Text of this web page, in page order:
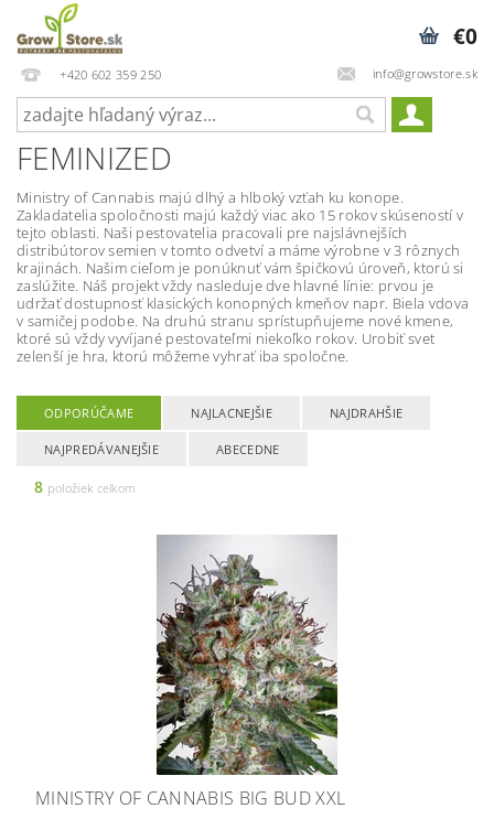
+420 602 359 250 info@growstore.sk
€0
FEMINIZED
Ministry of Cannabis majú dlhý a hlboký vzťah ku konope.
Zakladatelia spoločnosti majú každý viac ako 15 rokov skúseností v
tejto oblasti. Naši pestovatelia pracovali pre najslávnejších
distribútorov semien v tomto odvetví a máme výrobne v 3 rôznych
krajinách. Našim cieľom je ponúknuť vám špičkovú úroveň, ktorú si
zaslúžite. Náš projekt vždy nasleduje dve hlavné línie: prvou je
udržať dostupnosť klasických konopných kmeňov napr. Biela vdova
v samičej podobe. Na druhú stranu sprístupňujeme nové kmene,
ktoré sú vždy vyvíjané pestovateľmi niekoľko rokov. Urobiť svet
zelenší je hra, ktorú môžeme vyhrať iba spoločne.
ODPORÚČAME NAJLACNEJŠIE NAJDRAHŠIE
NAJPREDÁVANEJŠIE ABECEDNE
8 položiek celkom
MINISTRY OF CANNABIS BIG BUD XXL